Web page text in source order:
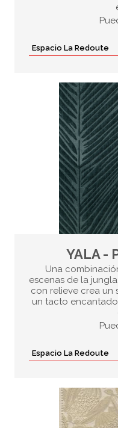
Espacio La Redoute
YALA -
Una
escenas de la
con relieve crea un
un tacto
Espacio La Redoute